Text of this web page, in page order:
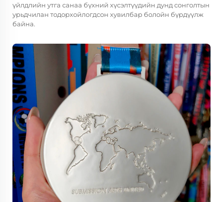
үйлдлийн утга санаа бүхний хүсэлтүүдийн дунд сонголтын
урьдчилан тодорхойлогдсон хувилбар болойн бүрдүүлж
байна.